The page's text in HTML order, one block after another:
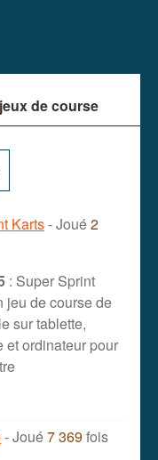
jeux de course
Karts- Joué2
: Super Sprint
jeu de course de
sur tablette,
et ordinateur pour
- Joué7 369fois